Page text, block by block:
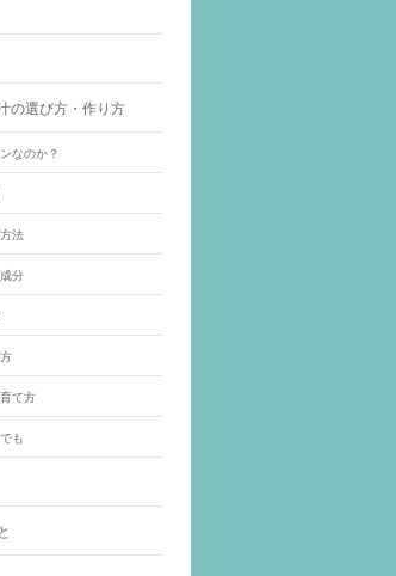
の選び方・作り方
なのか？
法
分
て方
も